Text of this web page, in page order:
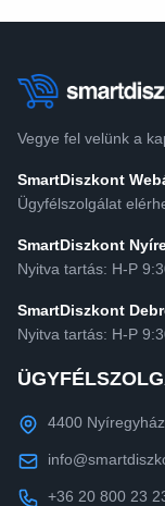
Vegye fel velünk a
SmartDiszkont
Ügyfélszolgálat
SmartDiszkont
Nyitva tartás: H-P
SmartDiszkont
Nyitva tartás: H-P
4400
+36 20 800 23